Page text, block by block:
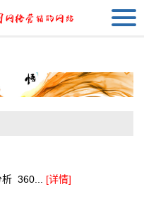
析 360... [详情]